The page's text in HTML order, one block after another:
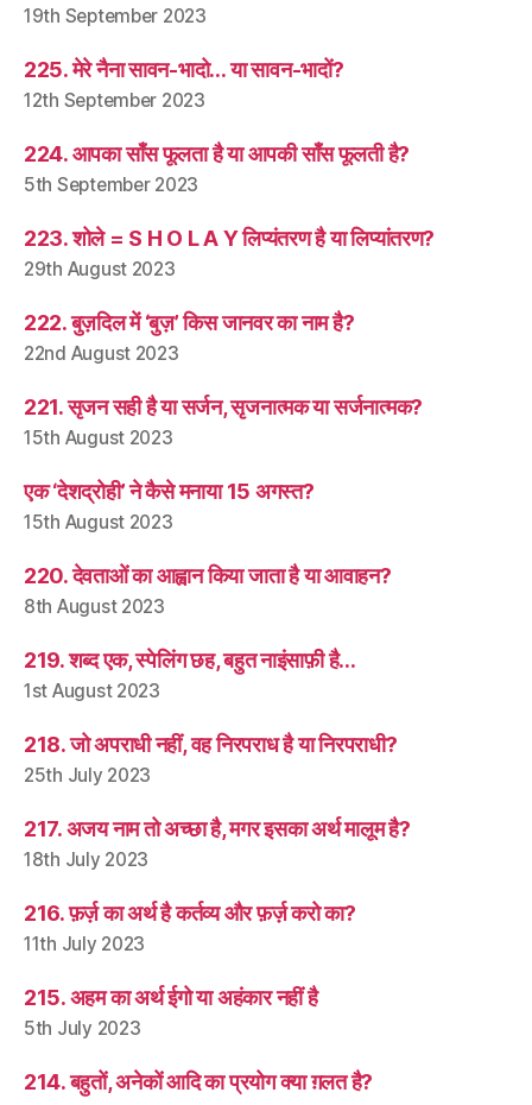
19th September 2023
225. मेरे नैना सावन-भादो… या सावन-भादों?
12th September 2023
224. आपका साँस फूलता है या आपकी साँस फूलती है?
5th September 2023
223. शोले = S H O L A Y लिप्यंतरण है या लिप्यांतरण?
29th August 2023
222. बुज़दिल में ‘बुज़’ किस जानवर का नाम है?
22nd August 2023
221. सृजन सही है या सर्जन, सृजनात्मक या सर्जनात्मक?
15th August 2023
एक ‘देशद्रोही’ ने कैसे मनाया 15 अगस्त?
15th August 2023
220. देवताओं का आह्वान किया जाता है या आवाहन?
8th August 2023
219. शब्द एक, स्पेलिंग छह, बहुत नाइंसाफ़ी है…
1st August 2023
218. जो अपराधी नहीं, वह निरपराध है या निरपराधी?
25th July 2023
217. अजय नाम तो अच्छा है, मगर इसका अर्थ मालूम है?
18th July 2023
216. फ़र्ज़ का अर्थ है कर्तव्य और फ़र्ज़ करो का?
11th July 2023
215. अहम का अर्थ ईगो या अहंकार नहीं है
5th July 2023
214. बहुतों, अनेकों आदि का प्रयोग क्या ग़लत है?